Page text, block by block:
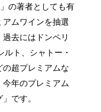
の著者としても有
ムワインを抽選
去にはドンペリ
ト、シャトー・
超プレミアムな
年のプレミアム
です。